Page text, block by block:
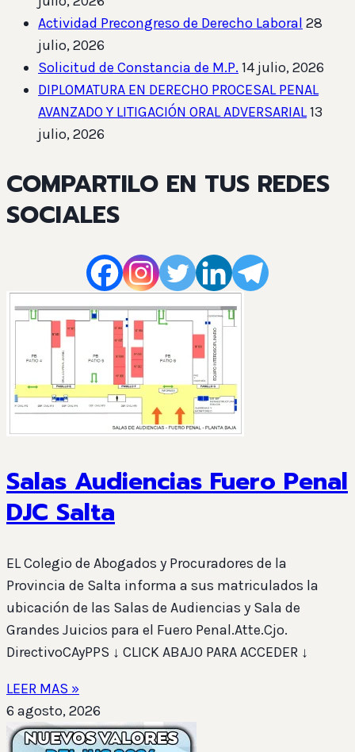
Actividad Precongreso de Derecho Laboral 28
julio, 2026
Solicitud de Constancia de M.P. 14 julio, 2026
DIPLOMATURA EN DERECHO PROCESAL PENAL
AVANZADO Y LITIGACIÓN ORAL ADVERSARIAL13
julio, 2026
COMPARTILO EN TUS REDES
SOCIALES
Salas Audiencias Fuero Penal
DJC Salta
EL Colegio de Abogados y Procuradores de la
Provincia de Salta informa a sus matriculados la
ubicación de las Salas de Audiencias y Sala de
Grandes Juicios para el Fuero Penal.Atte.Cjo.
DirectivoCAyPPS ↓ CLICK ABAJO PARA ACCEDER ↓
LEER MAS »
6 agosto, 2026